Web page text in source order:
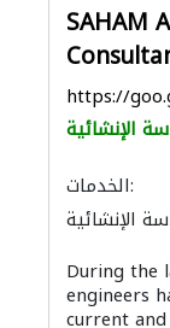
SAHAM
الإنشائية
الخدمات:
الإنشائية
الاقتصادية
الشبكات
During the
engineers
current